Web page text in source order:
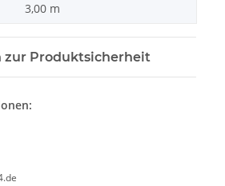
3,00 m
zur Produktsicherheit